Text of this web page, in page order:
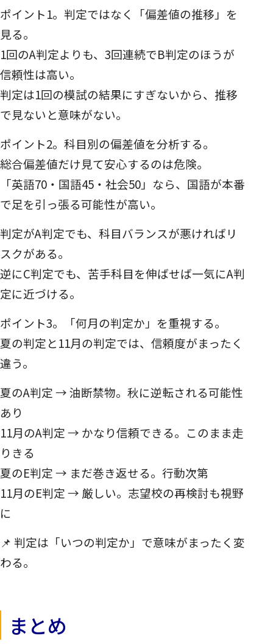
ポイント1。判定ではなく「偏差値の推移」を
見る。
1回のA判定よりも、3回連続でB判定のほうが
信頼性は高い。
判定は1回の模試の結果にすぎないから、推移
で見ないと意味がない。
ポイント2。科目別の偏差値を分析する。
総合偏差値だけ見て安心するのは危険。
「英語70・国語45・社会50」なら、国語が本番
で足を引っ張る可能性が高い。
判定がA判定でも、科目バランスが悪ければリ
スクがある。
逆にC判定でも、苦手科目を伸ばせば一気にA判
定に近づける。
ポイント3。「何月の判定か」を重視する。
夏の判定と11月の判定では、信頼度がまったく
違う。
夏のA判定 → 油断禁物。秋に逆転される可能性
あり
11月のA判定 → かなり信頼できる。このまま走
りきる
夏のE判定 → まだ巻き返せる。行動次第
11月のE判定 → 厳しい。志望校の再検討も視野
に
📌 判定は「いつの判定か」で意味がまったく変
わる。
まとめ